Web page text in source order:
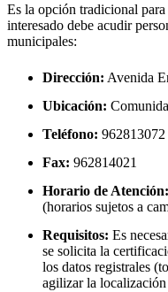
Es la opción tradicional
interesado debe acudir
municipales:
Dirección: Avenida
Ubicación:
Teléfono: 962813072
Fax: 962814021
Horario de Atención:
(horarios sujetos a
Requisitos: Es
se solicita la
los datos registrales
agilizar la localización